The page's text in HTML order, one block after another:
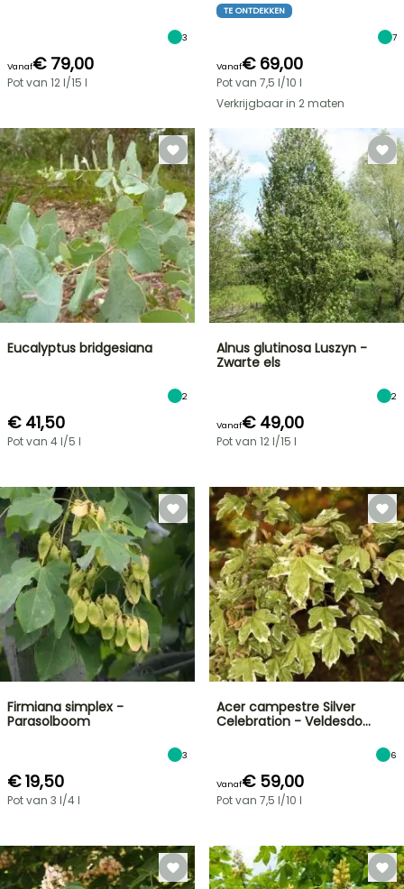
3
Vanaf€ 79,00
Pot van 12 l/15 l
TE ONTDEKKEN
7
Vanaf€ 69,00
Pot van 7,5 l/10 l
Verkrijgbaar in 2 maten
Eucalyptus bridgesiana
2
€ 41,50
Pot van 4 l/5 l
Alnus glutinosa Luszyn -
Zwarte els
2
Vanaf€ 49,00
Pot van 12 l/15 l
Firmiana simplex -
Parasolboom
3
€ 19,50
Pot van 3 l/4 l
Acer campestre Silver
Celebration - Veldesdo…
6
Vanaf€ 59,00
Pot van 7,5 l/10 l